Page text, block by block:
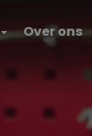
Over ons